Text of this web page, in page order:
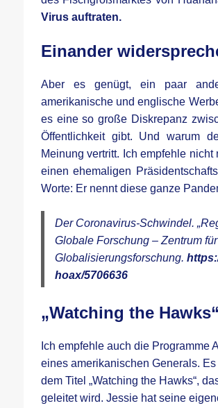
Virus auftraten.
Einander
Aber es genügt, ein paar
amerikanische und englische
es eine so große Diskrepanz
Öffentlichkeit gibt. Und warum
Meinung vertritt. Ich empfehle
einen ehemaligen
Worte: Er nennt diese ganze
Der Coronavirus-Schwindel.
Globale Forschung – Zentrum für
Globalisierungsforschung.
hoax/5706636
„Watching the
Ich empfehle auch die Programme
eines amerikanischen Generals.
dem Titel „Watching the Hawks“,
geleitet wird. Jessie hat seine